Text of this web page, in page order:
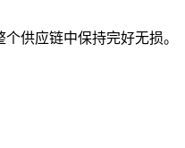
供应链中保持完好无损。